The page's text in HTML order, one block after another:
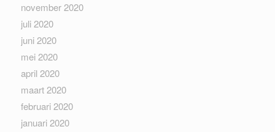
november 2020
juli 2020
juni 2020
mei 2020
april 2020
maart 2020
februari 2020
januari 2020